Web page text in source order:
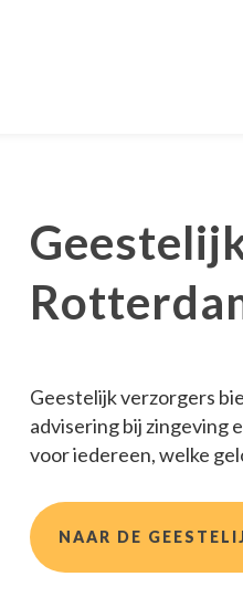
Geestelijk verzorgers
advisering bij zingeving
voor iedereen, welke
NAAR DE